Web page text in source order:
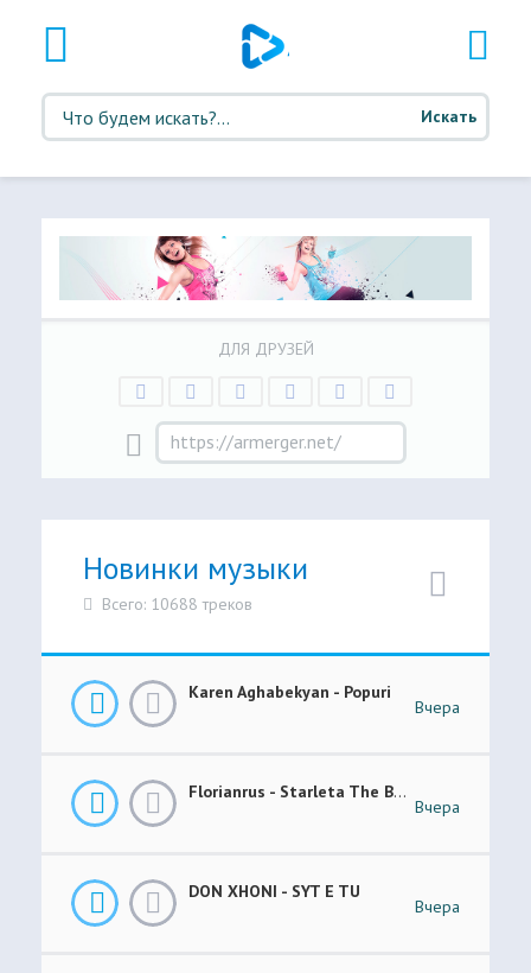
Искать
ДЛЯ ДРУЗЕЙ
Новинки музыки
Всего: 10688 треков
Karen Aghabekyan - Popuri
Вчера
Florianrus - Starleta The Bar Session
Вчера
DON XHONI - SYT E TU
Вчера